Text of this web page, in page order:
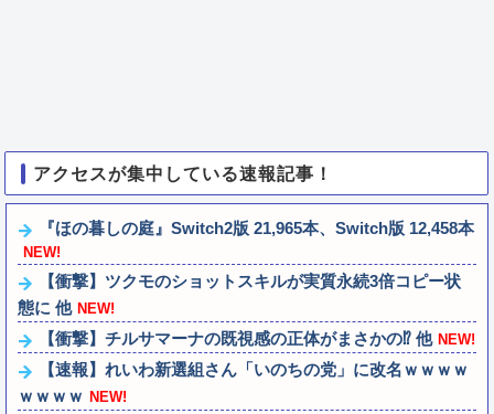
アクセスが集中している速報記事！
『ほの暮しの庭』Switch2版 21,965本、Switch版 12,458本
NEW!
【衝撃】ツクモのショットスキルが実質永続3倍コピー状
態に 他 NEW!
【衝撃】チルサマーナの既視感の正体がまさかの⁉️ 他 NEW!
【速報】れいわ新選組さん「いのちの党」に改名ｗｗｗｗ
ｗｗｗｗ NEW!